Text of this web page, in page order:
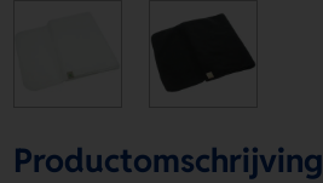
Productomschrijving